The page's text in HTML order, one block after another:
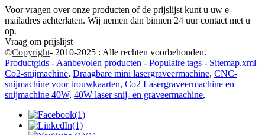
Voor vragen over onze producten of de prijslijst kunt u uw e-
mailadres achterlaten. Wij nemen dan binnen 24 uur contact met u
op.
Vraag om prijslijst
©Copyright- 2010-2025 : Alle rechten voorbehouden.
Productgids -Aanbevolen producten - Populaire tags - Sitemap.xml
Co2-snijmachine, Draagbare mini lasergraveermachine, CNC-
snijmachine voor trouwkaarten, Co2 Lasergraveermachine en
snijmachine 40W, 40W laser snij- en graveermachine,